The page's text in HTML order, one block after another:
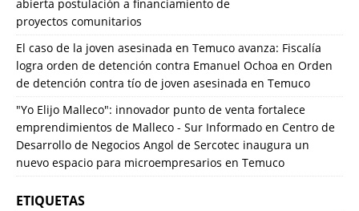
abierta postulación a financiamiento de
proyectos comunitarios
El caso de la joven asesinada en Temuco avanza: Fiscalía
logra orden de detención contra Emanuel Ochoa en Orden
de detención contra tío de joven asesinada en Temuco
"Yo Elijo Malleco": innovador punto de venta fortalece
emprendimientos de Malleco - Sur Informado en Centro de
Desarrollo de Negocios Angol de Sercotec inaugura un
nuevo espacio para microempresarios en Temuco
ETIQUETAS